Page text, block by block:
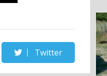
Twitter